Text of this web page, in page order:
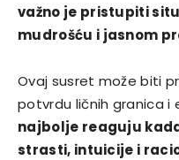
važno je pristupiti
mudrošću i jasnom
Ovaj susret može biti
potvrdu ličnih granica
najbolje reaguju
strasti, intuicije i